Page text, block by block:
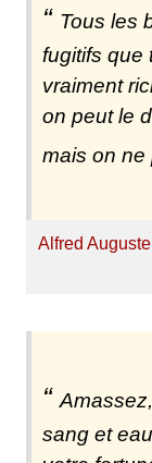
Tous les
fugitifs que
vraiment
on peut le
mais on ne
Alfred
sang et